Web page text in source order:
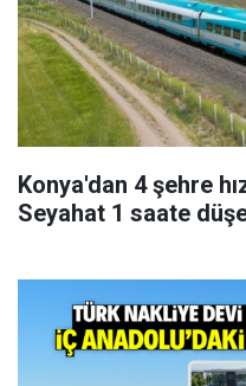
Konya'dan 4 şehre
Seyahat 1 saate